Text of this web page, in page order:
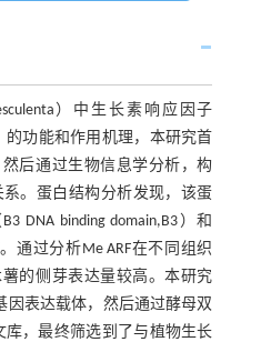
）中生长素响应因子
）的功能和作用机理，本研究首
然后通过生物信息学分析，构
。蛋白结构分析发现，该蛋
DNA binding domain,B3）和
。通过分析Me ARF在不同组织
薯的侧芽表达量较高。本研究
因表达载体，然后通过酵母双
库，最终筛选到了与植物生长